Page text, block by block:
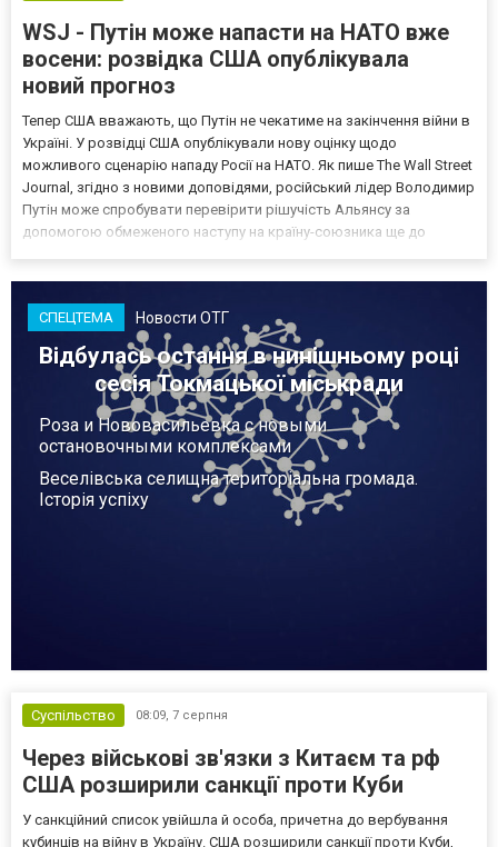
WSJ - Путін може напасти на НАТО вже
восени: розвідка США опублікувала
новий прогноз
Тепер США вважають, що Путін не чекатиме на закінчення війни в
Україні. У розвідці США опублікували нову оцінку щодо
можливого сценарію нападу Росії на НАТО. Як пише The Wall Street
Journal, згідно з новими доповідями, російський лідер Володимир
Путін може спробувати перевірити рішучість Альянсу за
допомогою обмеженого наступу на країну-союзника ще до
СПЕЦТЕМА Новости ОТГ
Відбулась остання в нинішньому році
сесія Токмацької міськради
Роза и Нововасильевка с новыми
остановочными комплексами
Веселівська селищна територіальна громада.
Історія успіху
Суспільство 08:09, 7 серпня
Через військові зв'язки з Китаєм та рф
США розширили санкції проти Куби
У санкційний список увійшла й особа, причетна до вербування
кубинців на війну в Україну. США розширили санкції проти Куби,